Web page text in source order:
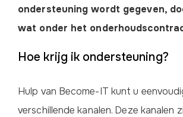
ondersteuning wordt gegeven,
wat onder het
Hoe krijg ik ondersteuning?
Hulp van Become-IT kunt u
verschillende kanalen. Deze kanalen